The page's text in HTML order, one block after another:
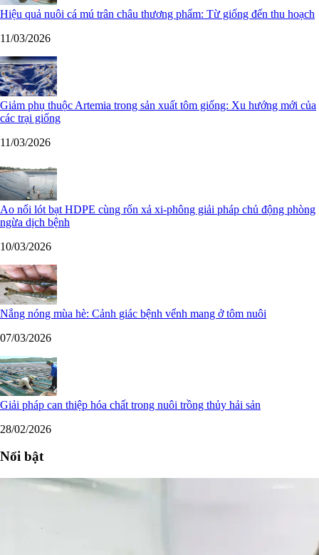
Hiệu quả nuôi cá mú trân châu thương phẩm: Từ giống đến thu hoạch
11/03/2026
Giảm phụ thuộc Artemia trong sản xuất tôm giống: Xu hướng mới của
các trại giống
11/03/2026
Ao nổi lót bạt HDPE cùng rốn xả xi-phông giải pháp chủ động phòng
ngừa dịch bệnh
10/03/2026
Nắng nóng mùa hè: Cảnh giác bệnh vểnh mang ở tôm nuôi
07/03/2026
Giải pháp can thiệp hóa chất trong nuôi trồng thủy hải sản
28/02/2026
Nổi bật